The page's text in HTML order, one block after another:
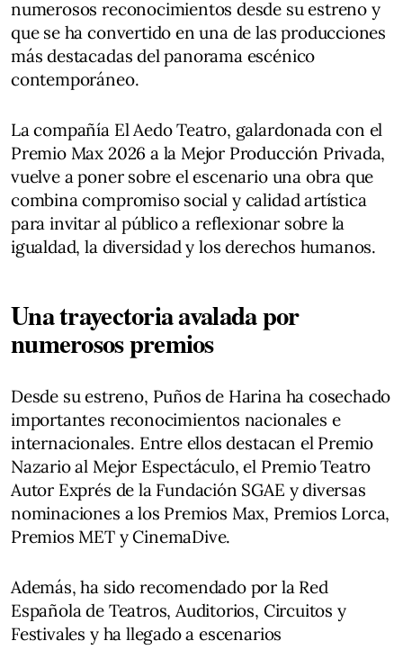
numerosos reconocimientos desde su estreno y
que se ha convertido en una de las producciones
más destacadas del panorama escénico
contemporáneo.
La compañía El Aedo Teatro, galardonada con el
Premio Max 2026 a la Mejor Producción Privada,
vuelve a poner sobre el escenario una obra que
combina compromiso social y calidad artística
para invitar al público a reflexionar sobre la
igualdad, la diversidad y los derechos humanos.
Una trayectoria avalada por
numerosos premios
Desde su estreno, Puños de Harina ha cosechado
importantes reconocimientos nacionales e
internacionales. Entre ellos destacan el Premio
Nazario al Mejor Espectáculo, el Premio Teatro
Autor Exprés de la Fundación SGAE y diversas
nominaciones a los Premios Max, Premios Lorca,
Premios MET y CinemaDive.
Además, ha sido recomendado por la Red
Española de Teatros, Auditorios, Circuitos y
Festivales y ha llegado a escenarios